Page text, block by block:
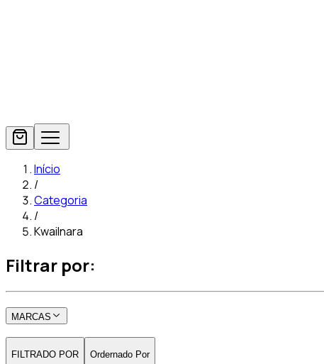
Início
/
Categoria
/
Kwailnara
Filtrar por:
MARCAS
FILTRADO POR Ordernado Por